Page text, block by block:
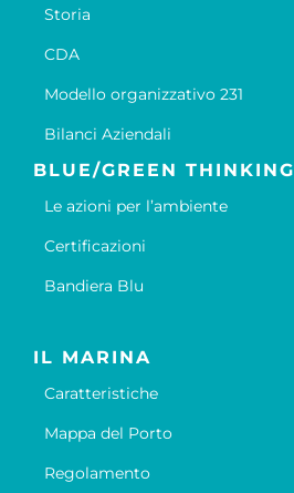
Storia
CDA
Modello organizzativo 231
Bilanci Aziendali
BLUE/GREEN THINKING
Le azioni per l’ambiente
Certificazioni
Bandiera Blu
IL MARINA
Caratteristiche
Mappa del Porto
Regolamento